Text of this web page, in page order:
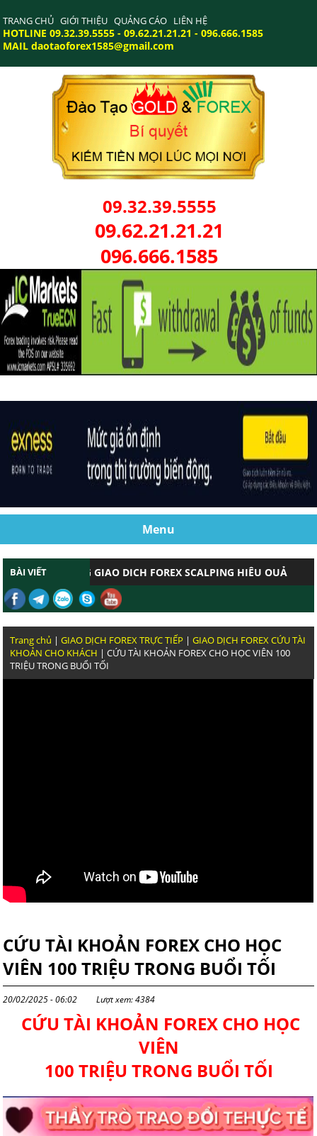
TRANG CHỦ GIỚI THIỆU QUẢNG CÁO LIÊN HỆ
HOTLINE 09.32.39.5555 - 09.62.21.21.21 - 096.666.1585
MAIL daotaoforex1585@gmail.com
09.32.39.5555
09.62.21.21.21
096.666.1585
Menu
BÀI VIẾT DẪN CHỨNG GIAO DỊCH FOREX
CHỨNG MINH GIAO DỊCH FOREX
THỰC CHIẾN GIAO DỊCH VÀNG CỦA TRẦN
KỸ NĂNG
Trang chủ |GIAO DỊCH FOREX TRỰC TIẾP |GIAO DỊCH FOREX CỨU TÀI
KHOẢN CHO KHÁCH | CỨU TÀI KHOẢN FOREX CHO HỌC VIÊN 100
TRIỆU TRONG BUỔI TỐI
CỨU TÀI KHOẢN FOREX CHO HỌC
VIÊN 100 TRIỆU TRONG BUỔI TỐI
20/02/2025 - 06:02 Lượt xem: 4384
CỨU TÀI KHOẢN FOREX CHO HỌC
VIÊN
100 TRIỆU TRONG BUỔI TỐI